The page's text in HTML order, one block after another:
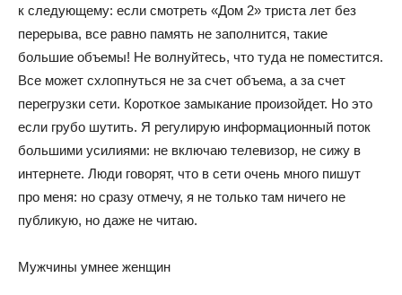
к следующему: если смотреть «Дом 2» триста лет без
перерыва, все равно память не заполнится, такие
большие объемы! Не волнуйтесь, что туда не поместится.
Все может схлопнуться не за счет объема, а за счет
перегрузки сети. Короткое замыкание произойдет. Но это
если грубо шутить. Я регулирую информационный поток
большими усилиями: не включаю телевизор, не сижу в
интернете. Люди говорят, что в сети очень много пишут
про меня: но сразу отмечу, я не только там ничего не
публикую, но даже не читаю.
Мужчины умнее женщин